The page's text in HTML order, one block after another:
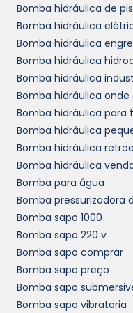
A manutenção
indispensável
bombas
Regularmente,
limpezas e
Com uma
definida, as
inesperadas e
contínuo de
satisfação de
funcionamento
BOMBAS
ÁGUAEM
SETORES
Bomba hidráulica
Bomba hidráulica
Bomba para água
Bomba sapo 1000
Bomba sapo 220 v
Bomba sapo comprar
Bomba sapo preço
Bomba sapo
Bomba sapo vibratoria